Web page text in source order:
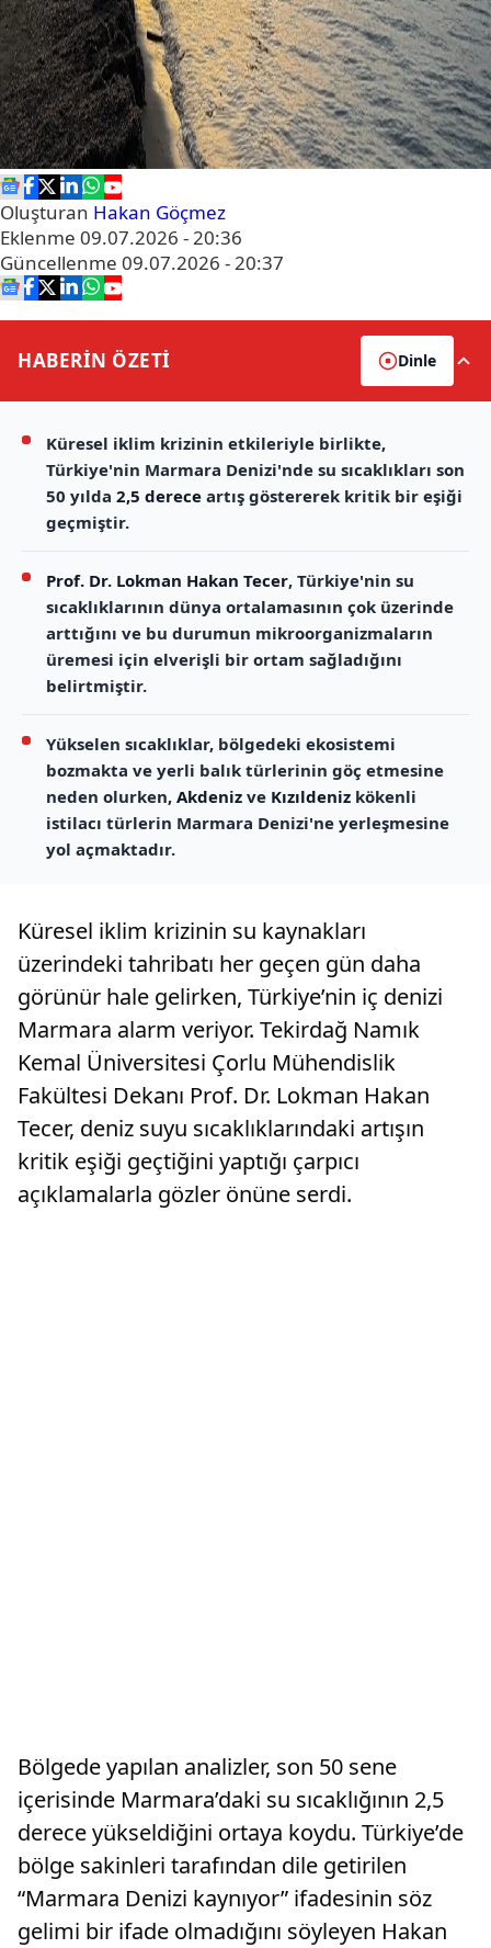
Oluşturan Hakan Göçmez
Eklenme 09.07.2026 - 20:36
Güncellenme 09.07.2026 - 20:37
HABERİN ÖZETİ Dinle
Küresel iklim krizinin etkileriyle birlikte,
Türkiye'nin Marmara Denizi'nde su sıcaklıkları son
50 yılda 2,5 derece artış göstererek kritik bir eşiği
geçmiştir.
Prof. Dr. Lokman Hakan Tecer, Türkiye'nin su
sıcaklıklarının dünya ortalamasının çok üzerinde
arttığını ve bu durumun mikroorganizmaların
üremesi için elverişli bir ortam sağladığını
belirtmiştir.
Yükselen sıcaklıklar, bölgedeki ekosistemi
bozmakta ve yerli balık türlerinin göç etmesine
neden olurken, Akdeniz ve Kızıldeniz kökenli
istilacı türlerin Marmara Denizi'ne yerleşmesine
yol açmaktadır.
Küresel iklim krizinin su kaynakları
üzerindeki tahribatı her geçen gün daha
görünür hale gelirken, Türkiye’nin iç denizi
Marmara alarm veriyor. Tekirdağ Namık
Kemal Üniversitesi Çorlu Mühendislik
Fakültesi Dekanı Prof. Dr. Lokman Hakan
Tecer, deniz suyu sıcaklıklarındaki artışın
kritik eşiği geçtiğini yaptığı çarpıcı
açıklamalarla gözler önüne serdi.
Bölgede yapılan analizler, son 50 sene
içerisinde Marmara’daki su sıcaklığının 2,5
derece yükseldiğini ortaya koydu. Türkiye’de
bölge sakinleri tarafından dile getirilen
“Marmara Denizi kaynıyor” ifadesinin söz
gelimi bir ifade olmadığını söyleyen Hakan